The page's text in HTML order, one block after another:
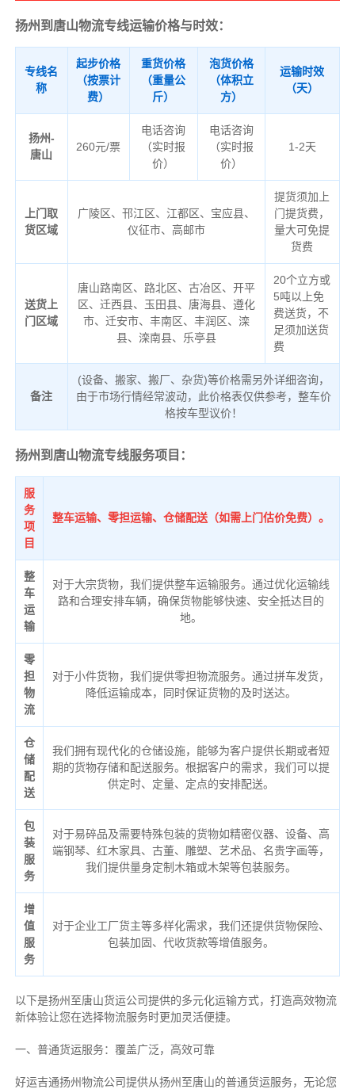
扬州到唐山物流专线运输价格与时效：
专线名
称
起步价格
（按票计
费）
重货价格
（重量公
斤）
泡货价格
（体积立
方）
运输时效
（天）
扬州-
唐山
260元/票
电话咨询
（实时报
价）
电话咨询
（实时报
价）
1-2天
上门取
货区域
广陵区、邗江区、江都区、宝应县、
仪征市、高邮市
提货须加上
门提货费，
量大可免提
货费
送货上
门区域
唐山路南区、路北区、古冶区、开平
区、迁西县、玉田县、唐海县、遵化
市、迁安市、丰南区、丰润区、滦
县、滦南县、乐亭县
20个立方或
5吨以上免
费送货，不
足须加送货
费
备注
(设备、搬家、搬厂、杂货)等价格需另外详细咨询，
由于市场行情经常波动，此价格表仅供参考，整车价
格按车型议价！
扬州到唐山物流专线服务项目：
服
务
项
目
整车运输、零担运输、仓储配送（如需上门估价免费）。
整
车
运
输
对于大宗货物，我们提供整车运输服务。通过优化运输线
路和合理安排车辆，确保货物能够快速、安全抵达目的
地。
零
担
物
流
对于小件货物，我们提供零担物流服务。通过拼车发货，
降低运输成本，同时保证货物的及时送达。
仓
储
配
送
我们拥有现代化的仓储设施，能够为客户提供长期或者短
期的货物存储和配送服务。根据客户的需求，我们可以提
供定时、定量、定点的安排配送。
包
装
服
务
对于易碎品及需要特殊包装的货物如精密仪器、设备、高
端钢琴、红木家具、古董、雕塑、艺术品、名贵字画等，
我们提供量身定制木箱或木架等包装服务。
增
值
服
务
对于企业工厂货主等多样化需求，我们还提供货物保险、
包装加固、代收货款等增值服务。
以下是扬州至唐山货运公司提供的多元化运输方式，打造高效物流
新体验让您在选择物流服务时更加灵活便捷。
一、普通货运服务：覆盖广泛，高效可靠
好运吉通扬州物流公司提供从扬州至唐山的普通货运服务，无论您